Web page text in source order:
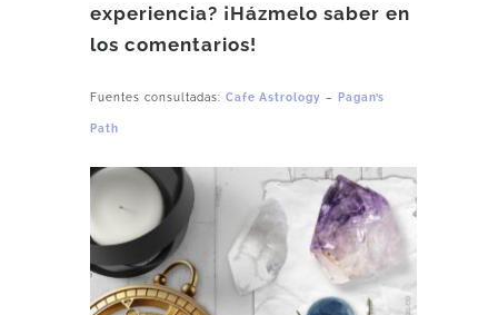
experiencia? ¡Házmelo saber en
los comentarios!
Fuentes consultadas:Cafe Astrology – Pagan’s
Path